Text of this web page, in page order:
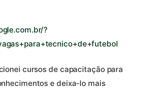
?
cursos de capacitação para
e deixa-lo mais